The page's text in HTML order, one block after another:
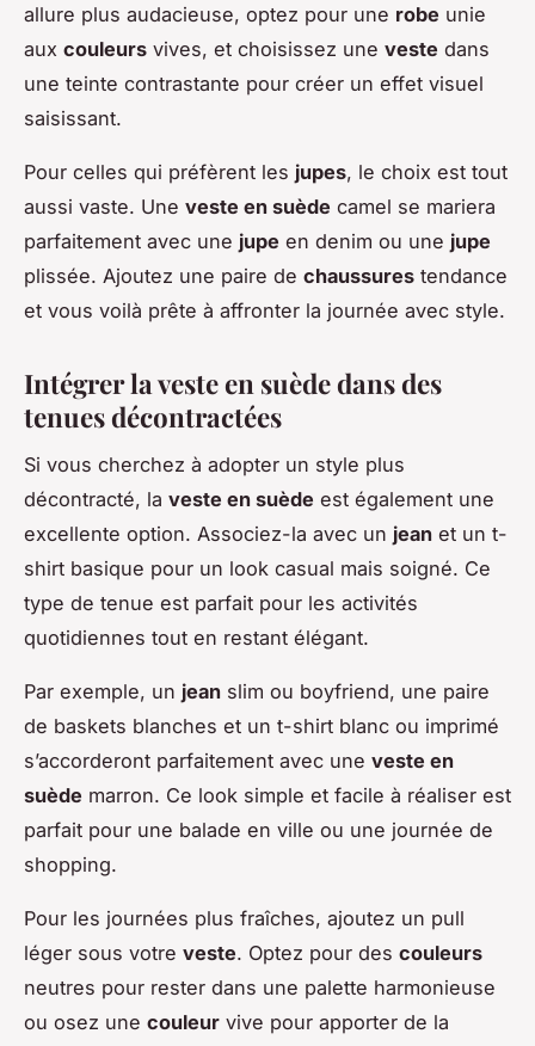
allure plus audacieuse, optez pour une robe unie
aux couleurs vives, et choisissez une veste dans
une teinte contrastante pour créer un effet visuel
saisissant.
Pour celles qui préfèrent les jupes, le choix est tout
aussi vaste. Une veste en suède camel se mariera
parfaitement avec une jupe en denim ou une jupe
plissée. Ajoutez une paire de chaussures tendance
et vous voilà prête à affronter la journée avec style.
Intégrer la veste en suède dans des
tenues décontractées
Si vous cherchez à adopter un style plus
décontracté, la veste en suède est également une
excellente option. Associez-la avec un jean et un t-
shirt basique pour un look casual mais soigné. Ce
type de tenue est parfait pour les activités
quotidiennes tout en restant élégant.
Par exemple, un jean slim ou boyfriend, une paire
de baskets blanches et un t-shirt blanc ou imprimé
s’accorderont parfaitement avec une veste en
suède marron. Ce look simple et facile à réaliser est
parfait pour une balade en ville ou une journée de
shopping.
Pour les journées plus fraîches, ajoutez un pull
léger sous votre veste. Optez pour des couleurs
neutres pour rester dans une palette harmonieuse
ou osez une couleur vive pour apporter de la